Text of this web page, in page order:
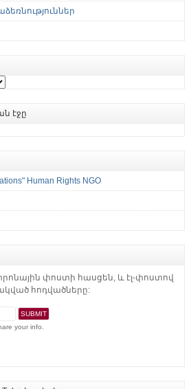
էջը
Human Rights NGO
փոստի հասցեն, և էլ-փոստով
հոդվածները:
your info.